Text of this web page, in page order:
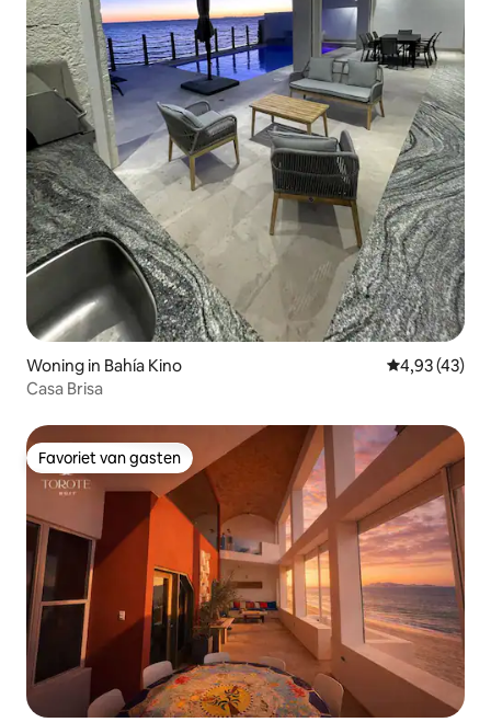
Woning in Bahía Kino Gemiddelde
4,93 (43)
Casa Brisa
Favoriet van gasten
Favoriet van gasten